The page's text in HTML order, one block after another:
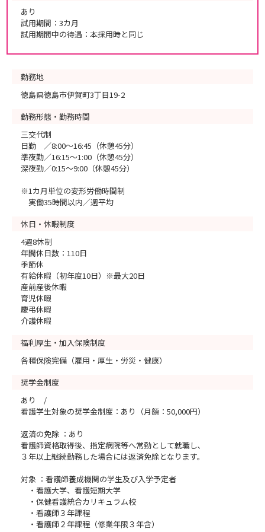
あり
試用期間：3カ月
試用期間中の待遇：本採用時と同じ
勤務地
徳島県徳島市伊賀町3丁目19-2
勤務形態・勤務時間
三交代制
日勤 ／8:00～16:45（休憩45分）
準夜勤／16:15～1:00（休憩45分）
深夜勤／0:15～9:00（休憩45分）
※1カ月単位の変形労働時間制
実働35時間以内／週平均
休日・休暇制度
4週8休制
年間休日数：110日
季節休
有給休暇（初年度10日）※最大20日
産前産後休暇
育児休暇
慶弔休暇
介護休暇
福利厚生・加入保険制度
各種保険完備（雇用・厚生・労災・健康）
奨学金制度
あり /
看護学生対象の奨学金制度：あり（月額：50,000円）
返済の免除 ：あり
看護師資格取得後、指定病院等へ常勤として就職し､
３年以上継続勤務した場合には返済免除となります。
対象 ：看護師養成機関の学生及び入学予定者
・看護大学、看護短期大学
・保健看護統合カリキュラム校
・看護師３年課程
・看護師２年課程（修業年限３年含）